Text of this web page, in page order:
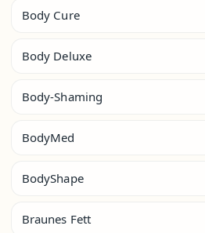
Body Cure
Body Deluxe
Body-Shaming
BodyMed
BodyShape
Braunes Fett